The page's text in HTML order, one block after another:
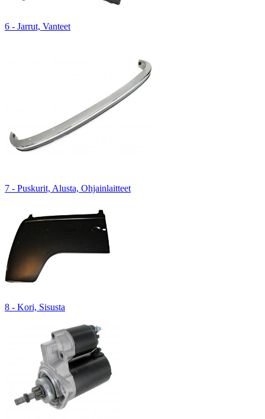
6 - Jarrut, Vanteet
7 - Puskurit, Alusta, Ohjainlaitteet
8 - Kori, Sisusta